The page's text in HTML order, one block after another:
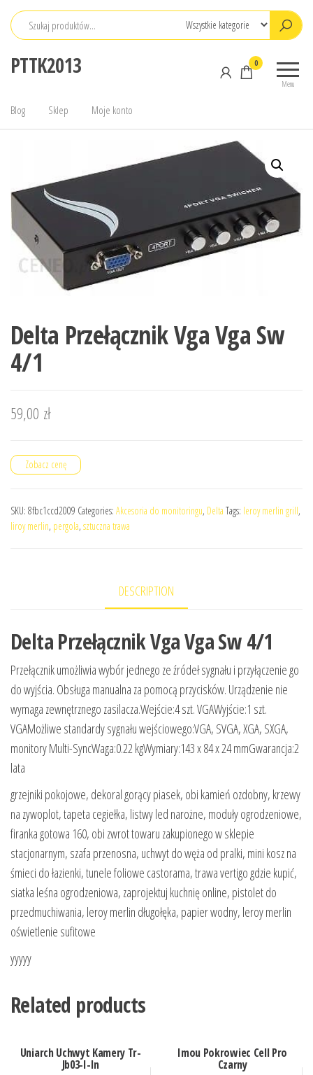
Przejdź
PTTK2013
Menu
0
Blog Sklep Moje konto
Delta Przełącznik Vga Vga Sw
4/1
59,00 zł
Zobacz cenę
SKU: 8fbc1ccd2009 Categories: Akcesoria do monitoringu, Delta Tags: leroy merlin grill,
liroy merlin, pergola, sztuczna trawa
DESCRIPTION
Delta Przełącznik Vga Vga Sw 4/1
Przełącznik umożliwia wybór jednego ze źródeł sygnału i przyłączenie go
do wyjścia. Obsługa manualna za pomocą przycisków. Urządzenie nie
wymaga zewnętrznego zasilacza.Wejście:4 szt. VGAWyjście:1 szt.
VGAMożliwe standardy sygnału wejściowego:VGA, SVGA, XGA, SXGA,
monitory Multi-SyncWaga:0.22 kgWymiary:143 x 84 x 24 mmGwarancja:2
lata
grzejniki pokojowe, dekoral gorący piasek, obi kamień ozdobny, krzewy
na zywoplot, tapeta cegiełka, listwy led narożne, moduły ogrodzeniowe,
firanka gotowa 160, obi zwrot towaru zakupionego w sklepie
stacjonarnym, szafa przenosna, uchwyt do węża od pralki, mini kosz na
śmieci do łazienki, tunele foliowe castorama, trawa vertigo gdzie kupić,
siatka leśna ogrodzeniowa, zaprojektuj kuchnię online, pistolet do
przedmuchiwania, leroy merlin długołęka, papier wodny, leroy merlin
oświetlenie sufitowe
yyyyy
Related products
Uniarch Uchwyt Kamery Tr-
Jb03-I-In
Imou Pokrowiec Cell Pro
Czarny